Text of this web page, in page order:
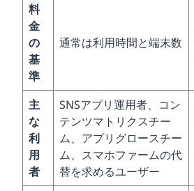
料
金
の
基
準
通常は利用時間と端末数
主
な
利
用
者
SNSアプリ運用者、コン
テンツマトリクスチー
ム、アプリグロースチー
ム、スマホファームの代
替を求めるユーザー